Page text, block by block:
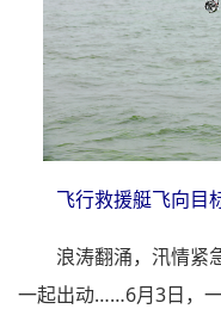
飞行救援艇飞向目
浪涛翻涌，汛情紧
一起出动……6月3日，